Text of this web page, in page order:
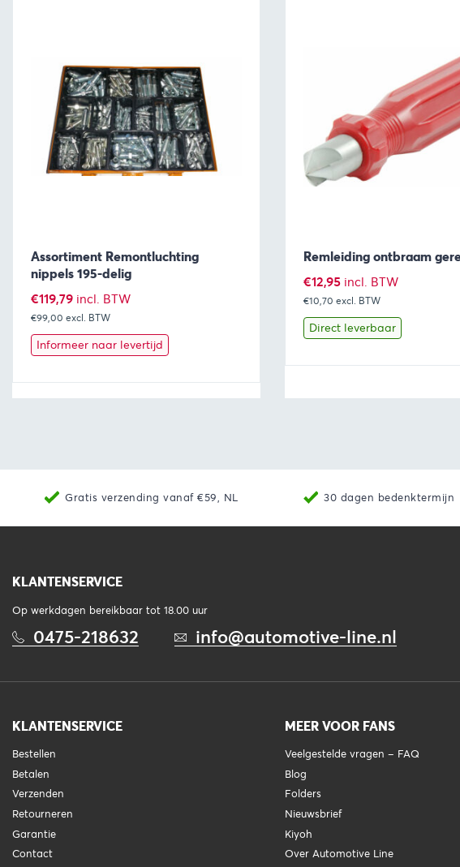
Assortiment Remontluchting
nippels 195-delig
€119,79 incl. BTW
€99,00 excl. BTW
Informeer naar levertijd
Remleiding ontbraam
€12,95 incl. BTW
€10,70 excl. BTW
Direct leverbaar
Gratis verzending vanaf €59, NL 30 dagen bedenktermijn
KLANTENSERVICE
Op werkdagen bereikbaar tot 18.00 uur
0475-218632 info@automotive-line.nl
KLANTENSERVICE
Bestellen
Betalen
Verzenden
Retourneren
Garantie
Contact
MEER VOOR FANS
Veelgestelde vragen – FAQ
Blog
Folders
Nieuwsbrief
Kiyoh
Over Automotive Line